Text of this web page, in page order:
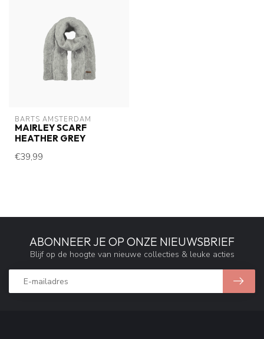
BARTS AMSTERDAM
MAIRLEY SCARF
HEATHER GREY
€39,99
ABONNEER JE OP ONZE NIEUWSBRIEF
Blijf op de hoogte van nieuwe collecties & leuke acties